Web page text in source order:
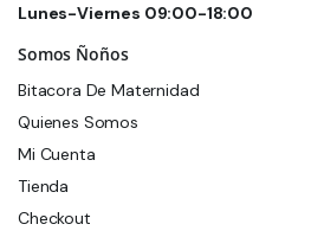
Lunes-Viernes 09:00-18:00
Somos Ñoños
Bitacora De Maternidad
Quienes Somos
Mi Cuenta
Tienda
Checkout